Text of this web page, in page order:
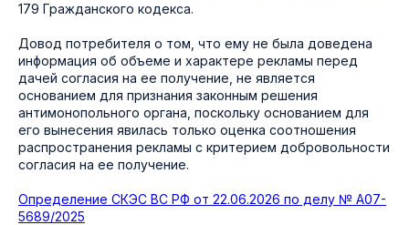
179 Гражданского кодекса.
Довод потребителя о том, что ему не была доведена
информация об объеме и характере рекламы перед
дачей согласия на ее получение, не является
основанием для признания законным решения
антимонопольного органа, поскольку основанием для
его вынесения явилась только оценка соотношения
распространения рекламы с критерием добровольности
согласия на ее получение.
Определение СКЭС ВС РФ от 22.06.2026 по делу № А07-
5689/2025